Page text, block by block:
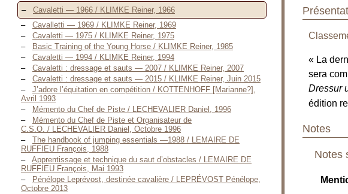
Cavaletti — 1966 / KLIMKE Reiner, 1966
Cavalletti — 1969 / KLIMKE Reiner, 1969
Cavaletti — 1975 / KLIMKE Reiner, 1975
Basic Training of the Young Horse / KLIMKE Reiner, 1985
Cavaletti — 1994 / KLIMKE Reiner, 1994
Cavaletti : dressage et sauts — 2007 / KLIMKE Reiner, 2007
Cavaletti : dressage et sauts — 2015 / KLIMKE Reiner, Juin 2015
J’adore l’équitation en compétition / KOTTENHOFF [Marianne?],
Avril 1993
Mémento du Chef de Piste / LECHEVALIER Daniel, 1996
Mémento du Chef de Piste et Organisateur de
C.S.O. / LECHEVALIER Daniel, Octobre 1996
The handbook of jumping essentials —1988 / LEMAIRE DE
RUFFIEU François, 1988
Apprentissage et technique du saut d’obstacles / LEMAIRE DE
RUFFIEU François, Mai 1993
Pénélope Leprévost, destinée cavalière / LEPRÉVOST Pénélope,
Octobre 2013
« La
sera
Dressur
édition
Notes
Notes